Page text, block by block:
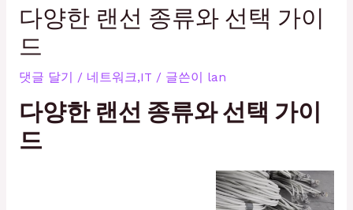
다양한 랜선 종류와 선택 가이
드
댓글 달기 / 네트워크,IT / 글쓴이 lan
다양한 랜선 종류와 선택 가이
드